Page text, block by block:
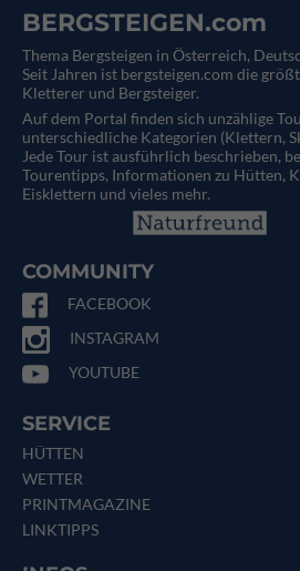
BERGSTEIGEN.com
Thema Bergsteigen in Österreich,
Seit Jahren ist bergsteigen.com die
Kletterer und Bergsteiger.
Auf dem Portal finden sich unzählige
unterschiedliche Kategorien (Klettern,
Jede Tour ist ausführlich beschrieben,
Tourentipps, Informationen zu Hütten,
Eisklettern und vieles mehr.
COMMUNITY
FACEBOOK
INSTAGRAM
YOUTUBE
SERVICE
HÜTTEN
WETTER
PRINTMAGAZINE
LINKTIPPS